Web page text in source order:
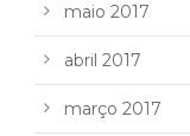
maio 2017
abril 2017
março 2017